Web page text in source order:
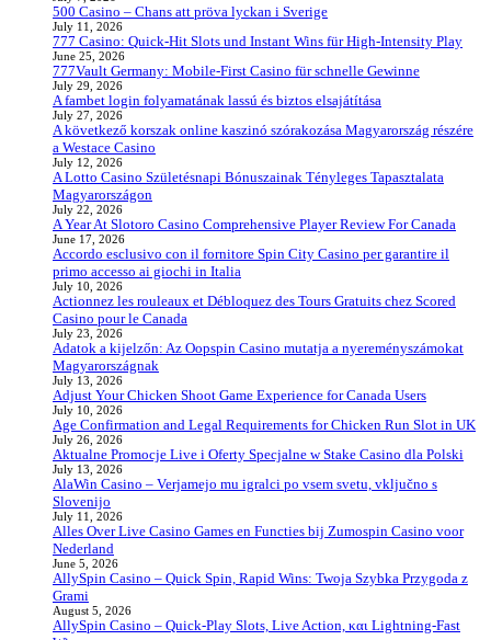
500 Casino – Chans att pröva lyckan i Sverige
July 11, 2026
777 Casino: Quick‑Hit Slots und Instant Wins für High‑Intensity Play
June 25, 2026
777Vault Germany: Mobile‑First Casino für schnelle Gewinne
July 29, 2026
A fambet login folyamatának lassú és biztos elsajátítása
July 27, 2026
A következő korszak online kaszinó szórakozása Magyarország részére
a Westace Casino
July 12, 2026
A Lotto Casino Születésnapi Bónuszainak Tényleges Tapasztalata
Magyarországon
July 22, 2026
A Year At Slotoro Casino Comprehensive Player Review For Canada
June 17, 2026
Accordo esclusivo con il fornitore Spin City Casino per garantire il
primo accesso ai giochi in Italia
July 10, 2026
Actionnez les rouleaux et Débloquez des Tours Gratuits chez Scored
Casino pour le Canada
July 23, 2026
Adatok a kijelzőn: Az Oopspin Casino mutatja a nyereményszámokat
Magyarországnak
July 13, 2026
Adjust Your Chicken Shoot Game Experience for Canada Users
July 10, 2026
Age Confirmation and Legal Requirements for Chicken Run Slot in UK
July 26, 2026
Aktualne Promocje Live i Oferty Specjalne w Stake Casino dla Polski
July 13, 2026
AlaWin Casino – Verjamejo mu igralci po vsem svetu, vključno s
Slovenijo
July 11, 2026
Alles Over Live Casino Games en Functies bij Zumospin Casino voor
Nederland
June 5, 2026
AllySpin Casino – Quick Spin, Rapid Wins: Twoja Szybka Przygoda z
Grami
August 5, 2026
AllySpin Casino – Quick‑Play Slots, Live Action, και Lightning‑Fast